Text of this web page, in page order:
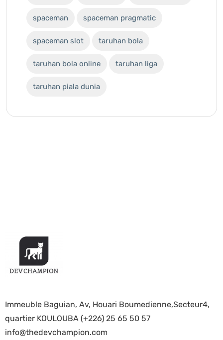
spaceman spaceman pragmatic
spaceman slot taruhan bola
taruhan bola online taruhan liga
taruhan piala dunia
Immeuble Baguian, Av, Houari Boumedienne,Secteur4,
quartier KOULOUBA (+226) 25 65 50 57
info@thedevchampion.com